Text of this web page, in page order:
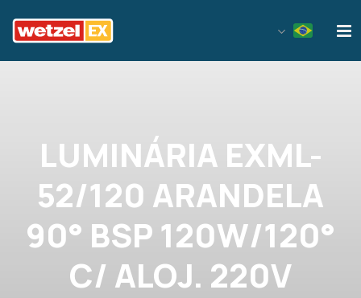
LUMINÁRIA EXML-
52/120 ARANDELA
90° BSP 120W/120°
C/ ALOJ. 220V